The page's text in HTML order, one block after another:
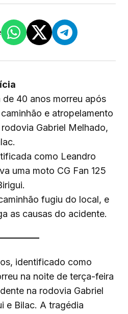
40 anos morreu após
e atropelamento
Gabriel Melhado,
como Leandro
uma moto CG Fan 125
fugiu do local, e
as causas do acidente.
identificado como
na noite de terça-feira
na rodovia Gabriel
e Bilac. A tragédia